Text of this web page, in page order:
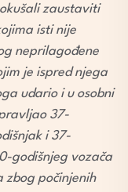
zaustaviti
isti nije
neprilagođene
je ispred njega
udario i u osobni
37-
i 37-
godišnjeg vozača
zbog počinjenih